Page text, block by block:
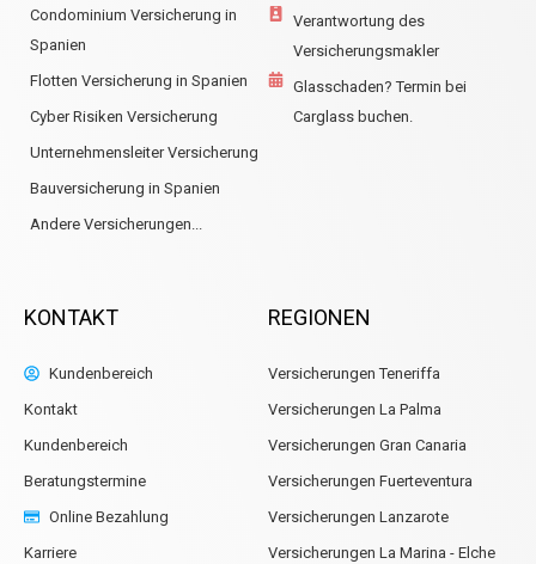
Condominium Versicherung in
Spanien
Flotten Versicherung in Spanien
Cyber Risiken Versicherung
Unternehmensleiter Versicherung
Bauversicherung in Spanien
Andere Versicherungen...
Verantwortung des
Versicherungsmakler
Glasschaden? Termin bei
Carglass buchen.
KONTAKT
Kundenbereich
Kontakt
Kundenbereich
Beratungstermine
Online Bezahlung
Karriere
REGIONEN
Versicherungen Teneriffa
Versicherungen La Palma
Versicherungen Gran Canaria
Versicherungen Fuerteventura
Versicherungen Lanzarote
Versicherungen La Marina - Elche